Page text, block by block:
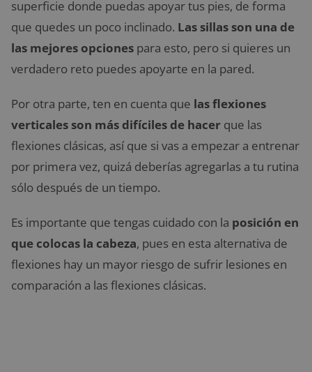
superficie donde puedas apoyar tus pies, de forma
que quedes un poco inclinado. Las sillas son una de
las mejores opciones para esto, pero si quieres un
verdadero reto puedes apoyarte en la pared.
Por otra parte, ten en cuenta que las flexiones
verticales son más difíciles de hacer que las
flexiones clásicas, así que si vas a empezar a entrenar
por primera vez, quizá deberías agregarlas a tu rutina
sólo después de un tiempo.
Es importante que tengas cuidado con la posición en
que colocas la cabeza, pues en esta alternativa de
flexiones hay un mayor riesgo de sufrir lesiones en
comparación a las flexiones clásicas.